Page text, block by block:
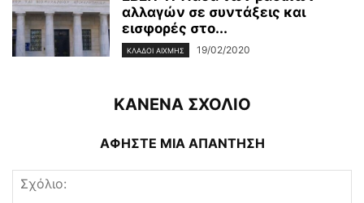
αλλαγών σε συντάξεις και
εισφορές στο...
ΚΛΆΔΟΙ ΑΙΧΜΉΣ 19/02/2020
ΚΑΝΕΝΑ ΣΧΟΛΙΟ
ΑΦΗΣΤΕ ΜΙΑ ΑΠΑΝΤΗΣΗ